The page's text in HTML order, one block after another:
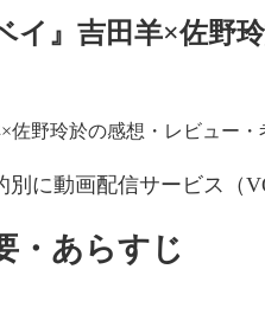
イ』吉田羊×佐野
に動画配信サービス（
・あらすじ